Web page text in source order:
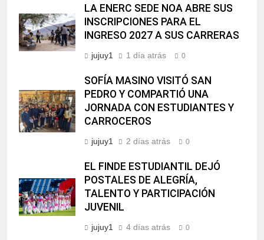
LA ENERC SEDE NOA ABRE SUS
INSCRIPCIONES PARA EL
INGRESO 2027 A SUS CARRERAS
jujuy1 1 día atrás 0
SOFÍA MASINO VISITÓ SAN
PEDRO Y COMPARTIÓ UNA
JORNADA CON ESTUDIANTES Y
CARROCEROS
jujuy1 2 días atrás 0
EL FINDE ESTUDIANTIL DEJÓ
POSTALES DE ALEGRÍA,
TALENTO Y PARTICIPACIÓN
JUVENIL
jujuy1 4 días atrás 0